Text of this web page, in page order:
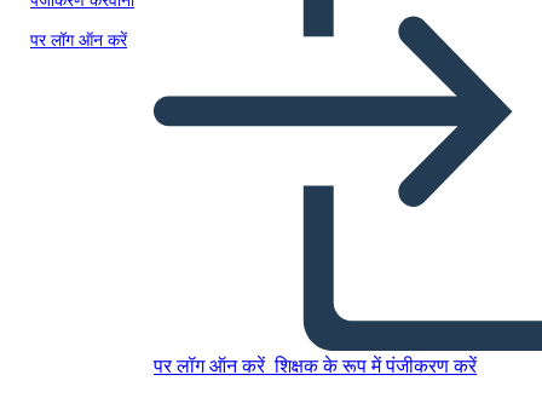
पर लॉग ऑन करें
पर लॉग ऑन करें शिक्षक के रूप में पंजीकरण करें
इस स्टोरीबोर्ड को कॉपी करें
स्टोरीबोर्ड बनाएं